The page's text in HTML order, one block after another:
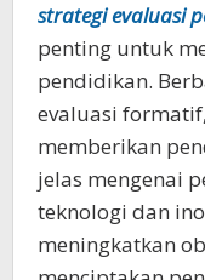
strategi evaluasi
penting untuk
pendidikan.
evaluasi
memberikan
jelas mengenai
teknologi dan
meningkatkan